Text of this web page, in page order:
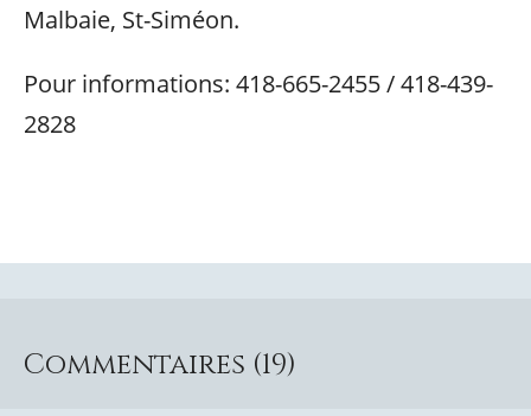
Malbaie, St-Siméon.
Pour informations: 418-665-2455 / 418-439-
2828
Commentaires (19)